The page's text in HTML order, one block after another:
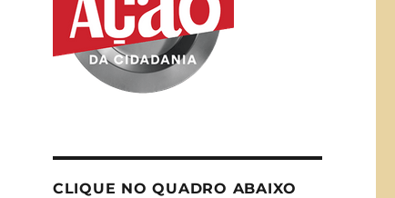
CLIQUE NO QUADRO ABAIXO